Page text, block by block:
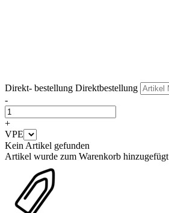
Direkt- bestellung Direktbestellung
-
+
VPE
Kein Artikel gefunden
Artikel wurde zum Warenkorb hinzugefügt